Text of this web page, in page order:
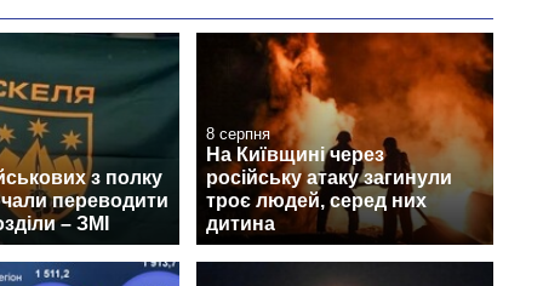
з полку
переводити
– ЗМІ
8 серпня
На Київщині через
російську атаку загинули
троє людей, серед них
дитина